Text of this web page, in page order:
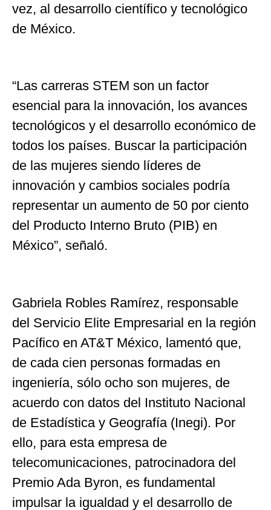
vez, al desarrollo científico y tecnológico
de México.
“Las carreras STEM son un factor
esencial para la innovación, los avances
tecnológicos y el desarrollo económico de
todos los países. Buscar la participación
de las mujeres siendo líderes de
innovación y cambios sociales podría
representar un aumento de 50 por ciento
del Producto Interno Bruto (PIB) en
México”, señaló.
Gabriela Robles Ramírez, responsable
del Servicio Elite Empresarial en la región
Pacífico en AT&T México, lamentó que,
de cada cien personas formadas en
ingeniería, sólo ocho son mujeres, de
acuerdo con datos del Instituto Nacional
de Estadística y Geografía (Inegi). Por
ello, para esta empresa de
telecomunicaciones, patrocinadora del
Premio Ada Byron, es fundamental
impulsar la igualdad y el desarrollo de